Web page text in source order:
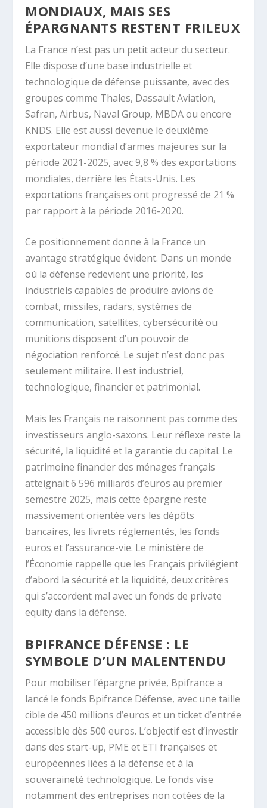
MONDIAUX, MAIS SES
ÉPARGNANTS RESTENT FRILEUX
La France n’est pas un petit acteur du secteur.
Elle dispose d’une base industrielle et
technologique de défense puissante, avec des
groupes comme Thales, Dassault Aviation,
Safran, Airbus, Naval Group, MBDA ou encore
KNDS. Elle est aussi devenue le deuxième
exportateur mondial d’armes majeures sur la
période 2021-2025, avec 9,8 % des exportations
mondiales, derrière les États-Unis. Les
exportations françaises ont progressé de 21 %
par rapport à la période 2016-2020.
Ce positionnement donne à la France un
avantage stratégique évident. Dans un monde
où la défense redevient une priorité, les
industriels capables de produire avions de
combat, missiles, radars, systèmes de
communication, satellites, cybersécurité ou
munitions disposent d’un pouvoir de
négociation renforcé. Le sujet n’est donc pas
seulement militaire. Il est industriel,
technologique, financier et patrimonial.
Mais les Français ne raisonnent pas comme des
investisseurs anglo-saxons. Leur réflexe reste la
sécurité, la liquidité et la garantie du capital. Le
patrimoine financier des ménages français
atteignait 6 596 milliards d’euros au premier
semestre 2025, mais cette épargne reste
massivement orientée vers les dépôts
bancaires, les livrets réglementés, les fonds
euros et l’assurance-vie. Le ministère de
l’Économie rappelle que les Français privilégient
d’abord la sécurité et la liquidité, deux critères
qui s’accordent mal avec un fonds de private
equity dans la défense.
BPIFRANCE DÉFENSE : LE
SYMBOLE D’UN MALENTENDU
Pour mobiliser l’épargne privée, Bpifrance a
lancé le fonds Bpifrance Défense, avec une taille
cible de 450 millions d’euros et un ticket d’entrée
accessible dès 500 euros. L’objectif est d’investir
dans des start-up, PME et ETI françaises et
européennes liées à la défense et à la
souveraineté technologique. Le fonds vise
notamment des entreprises non cotées de la